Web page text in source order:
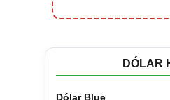
DÓLAR
Dólar Blue